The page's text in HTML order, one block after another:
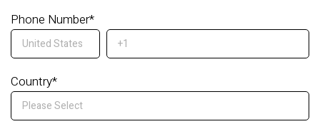
Phone Number*
Country*